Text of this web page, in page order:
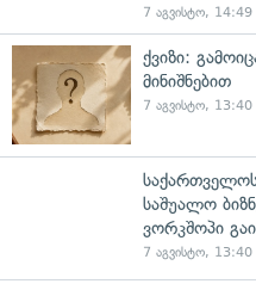
7 აგვისტო, 14:49
ქვიზი:
მინიშნებით
7 აგვისტო, 13:40
საშუალო
ვორკშოპი
7 აგვისტო, 13:40